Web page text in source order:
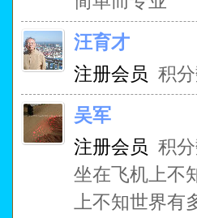
汪育才
注册会员 积
吴军
注册会员 积
坐在飞机上不
上不知世界